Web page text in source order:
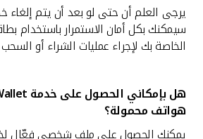
سيمكنك بكل أمان الاستمرار باستخدام
الخاصة بك لإجراء عمليات الشراء أو
هل بإمكاني الحصول على خدمة
هواتف محمولة؟